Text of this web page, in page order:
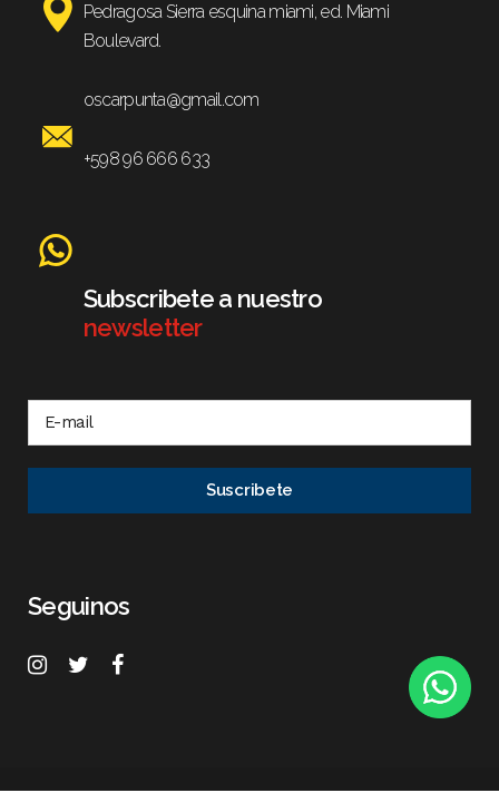
Pedragosa Sierra esquina miami, ed. Miami
Boulevard.
oscarpunta@gmail.com
+598 96 666 633
Subscribete a nuestro
newsletter
Seguinos